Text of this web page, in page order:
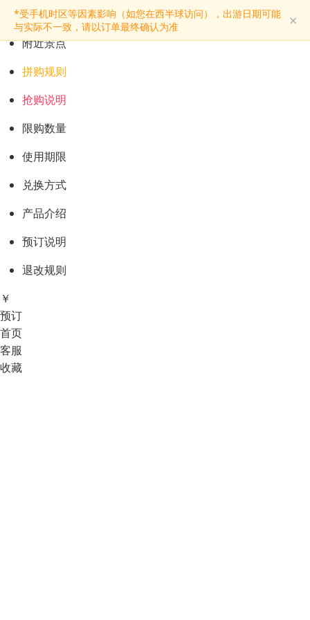
*受手机时区等因素影响（如您在西半球访问），出游日期可能
与实际不一致，请以订单最终确认为准
×
预订购票
景点介绍
附近景点
拼购规则
抢购说明
限购数量
使用期限
兑换方式
产品介绍
预订说明
退改规则
￥
预订
首页
客服
收藏